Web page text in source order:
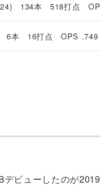
134本 518打点 OPS
6本 16打点 OPS .749
デビューしたのが2019